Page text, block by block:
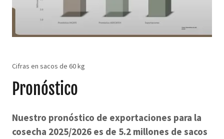
Cifras en sacos de 60 kg
Pronóstico
Nuestro pronóstico de exportaciones para la
cosecha 2025/2026 es de 5.2 millones de sacos